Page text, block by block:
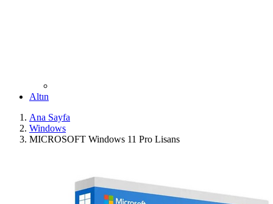
Altın
Ana Sayfa
Windows
MICROSOFT Windows 11 Pro Lisans